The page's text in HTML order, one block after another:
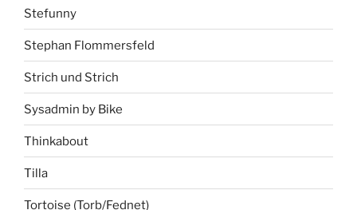
Stefunny
Stephan Flommersfeld
Strich und Strich
Sysadmin by Bike
Thinkabout
Tilla
Tortoise (Torb/Fednet)